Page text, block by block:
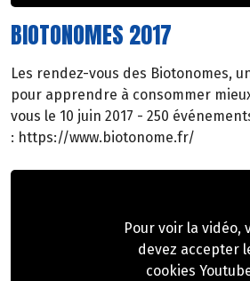
BIOTONOMES 2017
Les rendez-vous des Biotonomes,
pour apprendre à consommer
vous le 10 juin 2017 - 250
: https://www.biotonome.fr/
Pour voir la vidéo,
devez accepter
cookies